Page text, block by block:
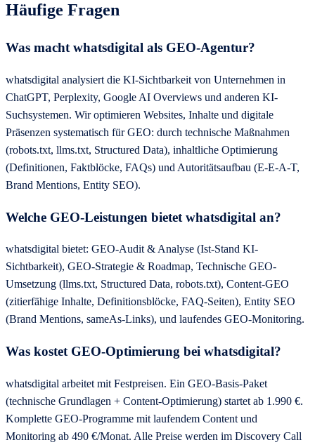
Häufige Fragen
Was macht whatsdigital als GEO-Agentur?
whatsdigital analysiert die KI-Sichtbarkeit von Unternehmen in
ChatGPT, Perplexity, Google AI Overviews und anderen KI-
Suchsystemen. Wir optimieren Websites, Inhalte und digitale
Präsenzen systematisch für GEO: durch technische Maßnahmen
(robots.txt, llms.txt, Structured Data), inhaltliche Optimierung
(Definitionen, Faktblöcke, FAQs) und Autoritätsaufbau (E-E-A-T,
Brand Mentions, Entity SEO).
Welche GEO-Leistungen bietet whatsdigital an?
whatsdigital bietet: GEO-Audit & Analyse (Ist-Stand KI-
Sichtbarkeit), GEO-Strategie & Roadmap, Technische GEO-
Umsetzung (llms.txt, Structured Data, robots.txt), Content-GEO
(zitierfähige Inhalte, Definitionsblöcke, FAQ-Seiten), Entity SEO
(Brand Mentions, sameAs-Links), und laufendes GEO-Monitoring.
Was kostet GEO-Optimierung bei whatsdigital?
whatsdigital arbeitet mit Festpreisen. Ein GEO-Basis-Paket
(technische Grundlagen + Content-Optimierung) startet ab 1.990 €.
Komplette GEO-Programme mit laufendem Content und
Monitoring ab 490 €/Monat. Alle Preise werden im Discovery Call